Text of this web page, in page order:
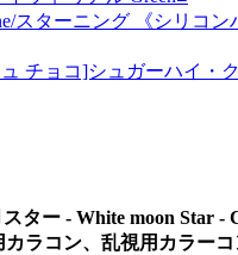
ター - White moon Star -
カラコン、乱視用カラー